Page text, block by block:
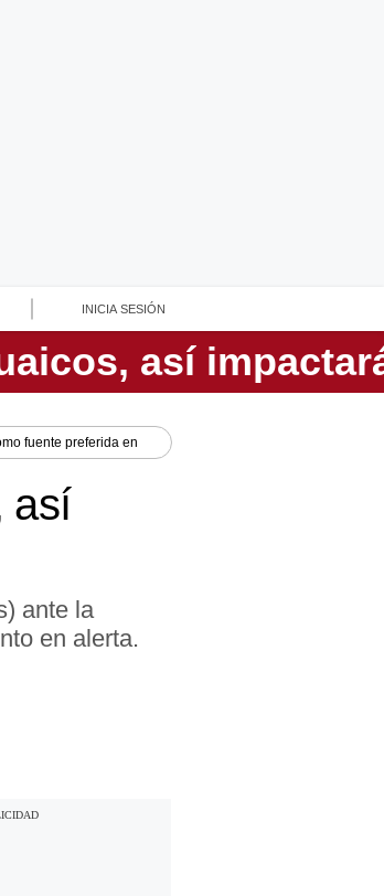
INICIA SESIÓN
fuente preferida en
así
ante la
en alerta.